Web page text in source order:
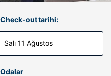
Check-out tarihi:
Salı 11 Ağustos
Odalar